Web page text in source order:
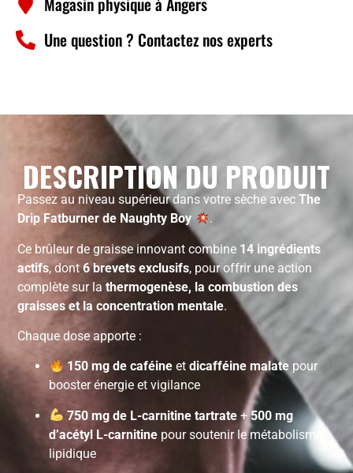
Une question ? Contactez nos experts
DESCRIPTION DU PRODUIT
Passez au niveau supérieur dans votre sèche avecThe
Drip Fatburner de Naughty Boy
.
Ce brûleur de graisse innovant combine 14 ingrédients
actifs, dont6 brevets exclusifs, pour offrir une action
complète sur lathermogenèse, la combustion des
graisses et la concentration mentale.
Chaque dose apporte :
150 mg de caféineet dicafféine malatepour
booster énergie et vigilance
750 mg de L-carnitine tartrate+500 mg
d’acétyl L-carnitine pour soutenir le métabolisme
lipidique